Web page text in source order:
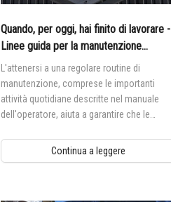
Quando, per oggi, hai finito di lavorare -
Linee guida per la manutenzione
giornaliera delle piattaforme a forbice
L'attenersi a una regolare routine di
manutenzione, comprese le importanti
attività quotidiane descritte nel manuale
dell'operatore, aiuta a garantire che le
funzionare quando sono necessarie.
Continua a leggere